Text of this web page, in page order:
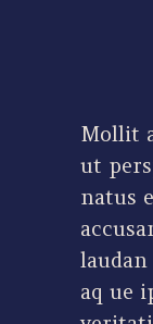
Mollit
ut
natus
aq ue